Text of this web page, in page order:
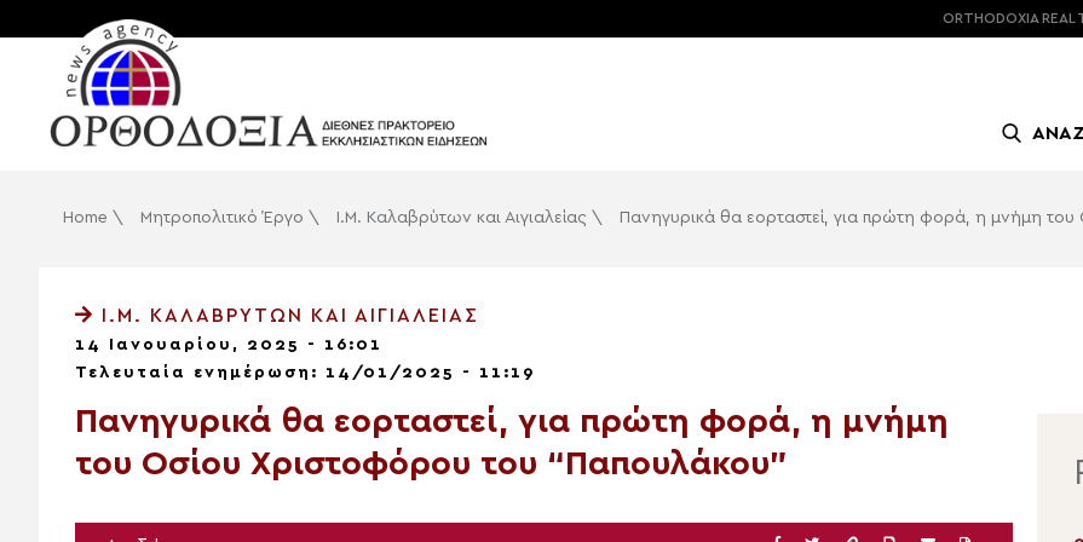
ORTHODOXIA REAL
Home \ Μητροπολιτικό Έργο \ Ι.Μ. Καλαβρύτων και Αιγιαλείας \ Πανηγυρικά θα εορταστεί, για πρώτη φορά, η μνήμη
Ι.Μ. ΚΑΛΑΒΡΎΤΩΝ ΚΑΙ ΑΙΓΙΑΛΕΊΑΣ
14 Ιανουαρίου, 2025 - 16:01
Τελευταία ενημέρωση: 14/01/2025 - 11:19
Πανηγυρικά θα εορταστεί, για πρώτη φορά, η μνήμη
του Οσίου Χριστοφόρου του “Παπουλάκου”